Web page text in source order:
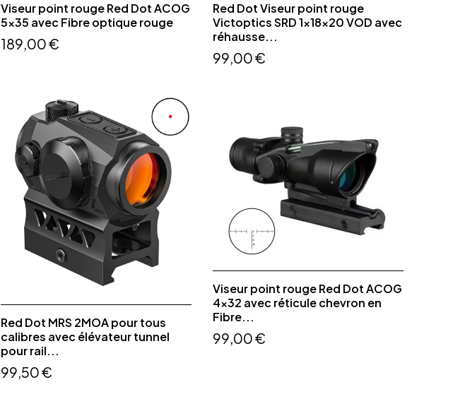
Viseur point rouge Red Dot ACOG
5x35 avec Fibre optique rouge
189,00 €
Red Dot Viseur point rouge
Victoptics SRD 1x18x20 VOD avec
réhausse...
99,00 €
Red Dot MRS 2MOA pour tous
calibres avec élévateur tunnel
pour rail...
99,50 €
Viseur point rouge Red Dot ACOG
4x32 avec réticule chevron en
Fibre...
99,00 €